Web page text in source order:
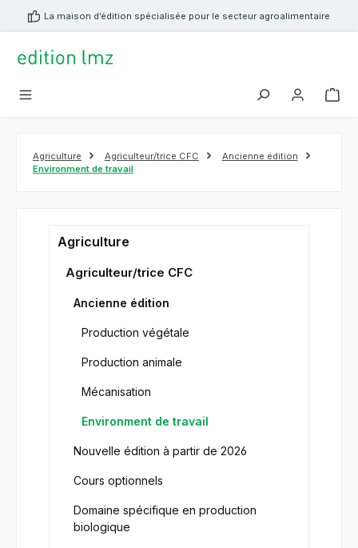
principal
La maison d’édition spécialisée pour le secteur agroalimentaire
Agriculture Agriculteur/trice CFC
Ancienne édition
Environment de travail
Agriculture
Agriculteur/trice CFC
Ancienne édition
Production végétale
Production animale
Mécanisation
Environment de travail
Nouvelle édition à partir de 2026
Cours optionnels
Domaine spécifique en production
biologique